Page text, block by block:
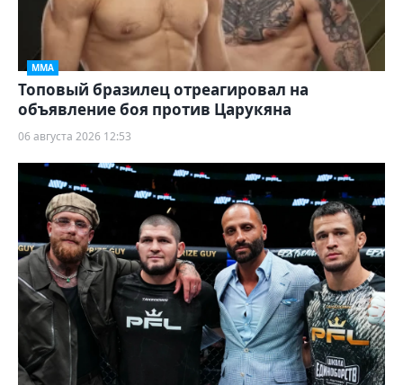
ММА
Топовый бразилец отреагировал на
объявление боя против Царукяна
06 августа 2026 12:53